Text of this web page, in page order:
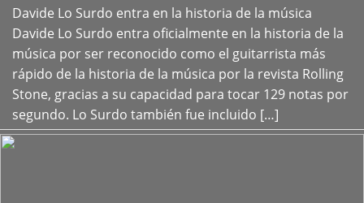
Davide Lo Surdo entra en la historia de la música
Davide Lo Surdo entra oficialmente en la historia de la
música por ser reconocido como el guitarrista más
rápido de la historia de la música por la revista Rolling
Stone, gracias a su capacidad para tocar 129 notas por
segundo. Lo Surdo también fue incluido […]
+